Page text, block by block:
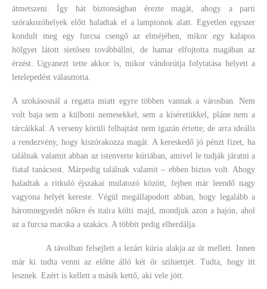
átmetszeni. Így hát biztonságban érezte magát, ahogy a parti
szórakozóhelyek előtt haladtak el a lampionok alatt. Egyetlen egyszer
kondult meg egy furcsa csengő az elméjében, mikor egy kalapos
hölgyet látott sietősen továbbállni, de hamar elfojtotta magában az
érzést. Ugyanezt tette akkor is, mikor vándorútja folytatása helyett a
letelepedést választotta.
A szokásosnál a regatta miatt egyre többen vannak a városban. Nem
volt baja sem a külhoni nemesekkel, sem a kíséretükkel, pláne nem a
tárcáikkal. A verseny körüli felhajtást nem igazán értette; de arra ideális
a rendezvény, hogy kiszórakozza magát. A kereskedő jó pénzt fizet, ha
találnak valamit abban az istenverte kúriában, amivel le tudják járatni a
fiatal tanácsost. Márpedig találnak valamit – ebben biztos volt. Ahogy
haladtak a ritkuló éjszakai mulatozó között, fejben már leendő nagy
vagyona helyét kereste. Végül megállapodott abban, hogy legalább a
háromnegyedét nőkre és italra költi majd, mondjuk azon a hajón, ahol
az a furcsa macska a szakács. A többit pedig elherdálja.
A távolban felsejlett a lezárt kúria alakja az út mellett. Innen
már ki tudta venni az előtte álló két őr sziluettjét. Tudta, hogy itt
lesznek. Ezért is kellett a másik kettő, aki vele jött.